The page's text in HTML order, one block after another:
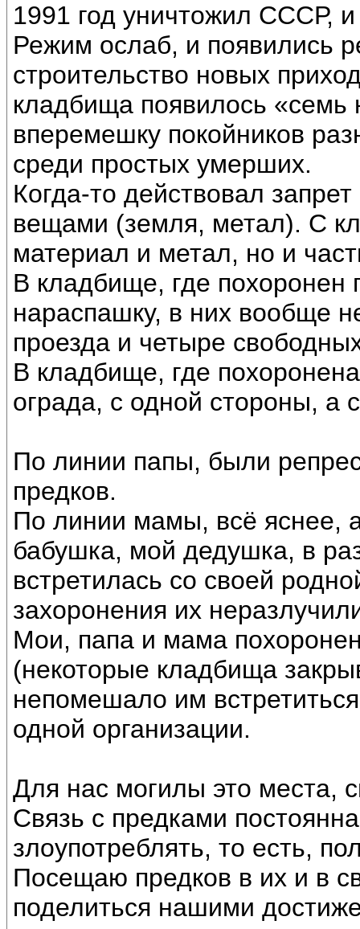
1991 год уничтожил СССР,
Режим ослаб, и появились
строительство новых
кладбища появилось «семь
вперемешку покойников
среди простых умерших.
Когда-то действовал
вещами (земля, метал). С
материал и метал, но и
В кладбище, где похоронен
нараспашку, в них вообще
проезда и четыре
В кладбище, где
ограда, с одной стороны, а
По линии папы, были
предков.
По линии мамы, всё яснее,
бабушка, мой дедушка, в
встретилась со своей
захоронения их
Мои, папа и мама
(некоторые кладбища
непомешало им
одной организации.
Для нас могилы это места,
Связь с предками
злоупотреблять, то есть,
Посещаю предков в их и в
поделиться нашими